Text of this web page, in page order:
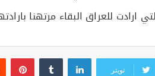
ارادت للعراق البقاء مرتهنا
تويتر
لينكدإن ‏Tumblr